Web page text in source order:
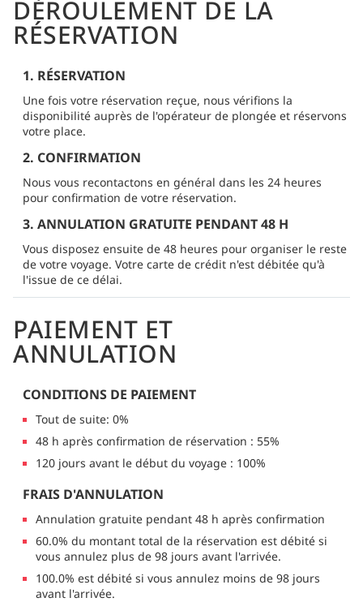
DÉROULEMENT DE LA
RÉSERVATION
1. RÉSERVATION
Une fois votre réservation reçue, nous vérifions la
disponibilité auprès de l'opérateur de plongée et réservons
votre place.
2. CONFIRMATION
Nous vous recontactons en général dans les 24 heures
pour confirmation de votre réservation.
3. ANNULATION GRATUITE PENDANT 48 H
Vous disposez ensuite de 48 heures pour organiser le reste
de votre voyage. Votre carte de crédit n'est débitée qu'à
l'issue de ce délai.
PAIEMENT ET
ANNULATION
CONDITIONS DE PAIEMENT
Tout de suite: 0%
48 h après confirmation de réservation : 55%
120 jours avant le début du voyage : 100%
FRAIS D'ANNULATION
Annulation gratuite pendant 48 h après confirmation
60.0% du montant total de la réservation est débité si
vous annulez plus de 98 jours avant l'arrivée.
100.0% est débité si vous annulez moins de 98 jours
avant l'arrivée.